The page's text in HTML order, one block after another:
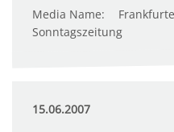
Media Name:
Sonntagszeitung
15.06.2007